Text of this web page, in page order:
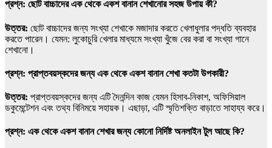
প্রশ্ন: ছোট বাচ্চাদের এক থেকে একশ বানান শেখানোর সহজ উপায় কী?
উত্তর: ছোট বাচ্চাদের জন্য সংখ্যা শেখাকে মজাদার করতে খেলাধুলার পদ্ধতি ব্যবহার
করতে পারেন। যেমন: লুকোচুরি খেলার মাধ্যমে সংখ্যা খুঁজে বের করা বা সংখ্যা গানে
শেখানো।
প্রশ্ন: প্রাপ্তবয়স্কদের জন্য এক থেকে একশ বানান শেখা কতটা উপকারী?
উত্তর: প্রাপ্তবয়স্কদের জন্য এটি দৈনন্দিন কাজ যেমন হিসাব-নিকাশ, অফিসিয়াল
ডকুমেন্টেশন এবং তথ্য বিনিময়ে সহায়ক। এছাড়া, এটি স্মৃতিশক্তি বাড়াতে সাহায্য করে।
প্রশ্ন: এক থেকে একশ বানান শেখার জন্য কোনো নির্দিষ্ট অনলাইন টুল আছে কি?